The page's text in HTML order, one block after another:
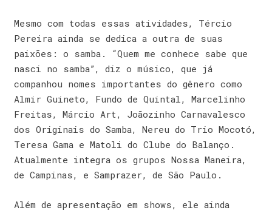
Mesmo com todas essas atividades, Tércio
Pereira ainda se dedica a outra de suas
paixões: o samba. “Quem me conhece sabe que
nasci no samba”, diz o músico, que já
companhou nomes importantes do gênero como
Almir Guineto, Fundo de Quintal, Marcelinho
Freitas, Márcio Art, Joãozinho Carnavalesco
dos Originais do Samba, Nereu do Trio Mocotó,
Teresa Gama e Matoli do Clube do Balanço.
Atualmente integra os grupos Nossa Maneira,
de Campinas, e Samprazer, de São Paulo.
Além de apresentação em shows, ele ainda